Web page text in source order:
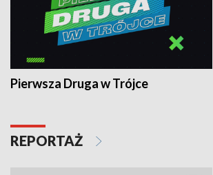
Pierwsza Druga w Trójce
REPORTAŻ